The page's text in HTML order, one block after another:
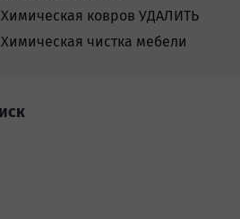
Химическая ковров УДАЛИТЬ
Химическая чистка мебели